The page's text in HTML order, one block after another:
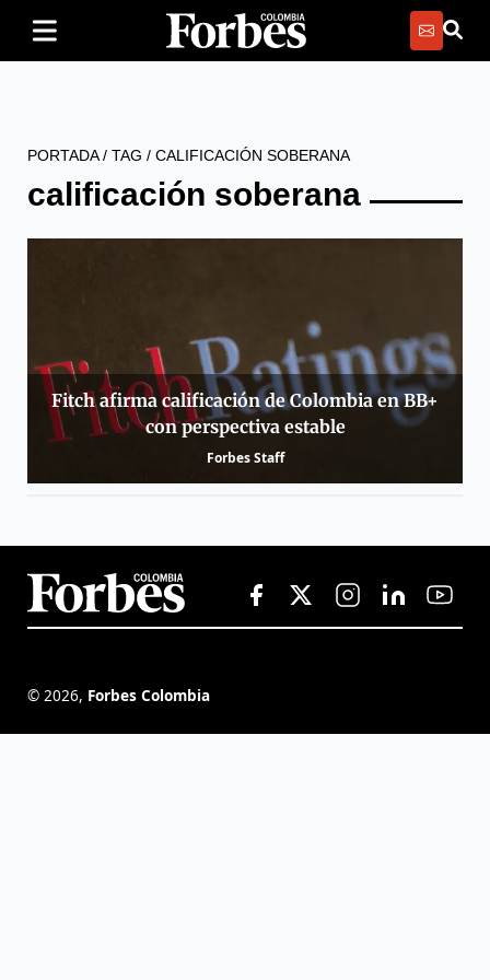
PORTADA/ TAG / CALIFICACIÓN SOBERANA
calificación soberana
Fitch afirma calificación de Colombia en BB+
con perspectiva estable
Forbes Staff
© 2026, Forbes Colombia